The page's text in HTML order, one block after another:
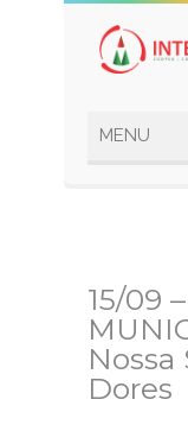
15/09
Nossa
Dores